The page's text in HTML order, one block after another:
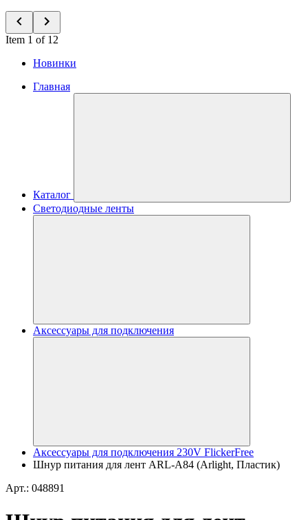
Item 1 of 12
Новинки
Главная
Каталог
Светодиодные ленты
Аксессуары для подключения
Аксессуары для подключения 230V FlickerFree
Шнур питания для лент ARL-A84 (Arlight, Пластик)
Арт.: 048891